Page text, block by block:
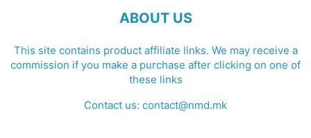
ABOUT US
This site contains product affiliate links. We may receive a
commission if you make a purchase after clicking on one of
these links
Contact us: contact@nmd.mk